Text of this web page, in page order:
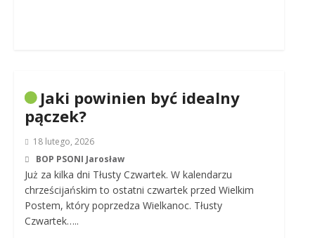
Jaki powinien być idealny
pączek?
18 lutego, 2026
BOP PSONI Jarosław
Już za kilka dni Tłusty Czwartek. W kalendarzu
chrześcijańskim to ostatni czwartek przed Wielkim
Postem, który poprzedza Wielkanoc. Tłusty
Czwartek…..